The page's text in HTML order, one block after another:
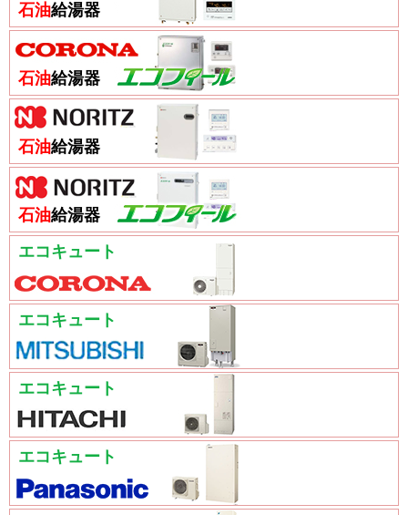
石油給湯器
石油給湯器
石油給湯器
石油給湯器
エコキュート
エコキュート
エコキュート
エコキュート